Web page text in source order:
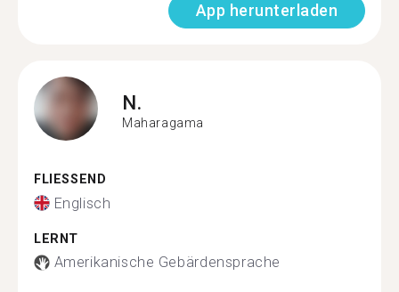
App herunterladen
N.
Maharagama
FLIESSEND
Englisch
LERNT
Amerikanische Gebärdensprache